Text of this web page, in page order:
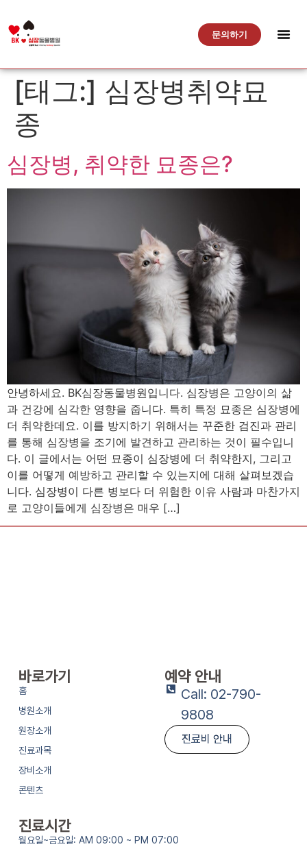
문의하기
[태그:] 심장병취약묘
종
심장병, 취약한 묘종은?
안녕하세요. BK심장동물병원입니다. 심장병은 고양이의 삶
과 건강에 심각한 영향을 줍니다. 특히 특정 묘종은 심장병에
더 취약한데요. 이를 방지하기 위해서는 꾸준한 검진과 관리
를 통해 심장병을 조기에 발견하고 관리하는 것이 필수입니
다. 이 글에서는 어떤 묘종이 심장병에 더 취약한지, 그리고
이를 어떻게 예방하고 관리할 수 있는지에 대해 살펴보겠습
니다. 심장병이 다른 병보다 더 위험한 이유 사람과 마찬가지
로 고양이들에게 심장병은 매우 […]
바로가기
홈
병원소개
원장소개
진료과목
장비소개
콘텐츠
예약 안내
Call: 02-790-
9808
진료비 안내
진료시간
월요일~금요일: AM 09:00 ~ PM 07:00